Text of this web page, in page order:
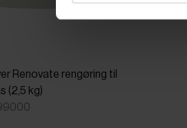
Renovate rengøring til
(2,5 kg)